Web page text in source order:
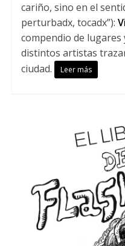
cariño, sino en el
perturbadx, tocadx”):
compendio de lugares
distintos artistas
ciudad.
Leer más